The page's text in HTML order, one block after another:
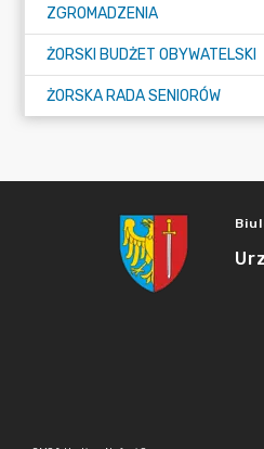
ZGROMADZENIA
ŻORSKI BUDŻET OBYWATELSKI
ŻORSKA RADA SENIORÓW